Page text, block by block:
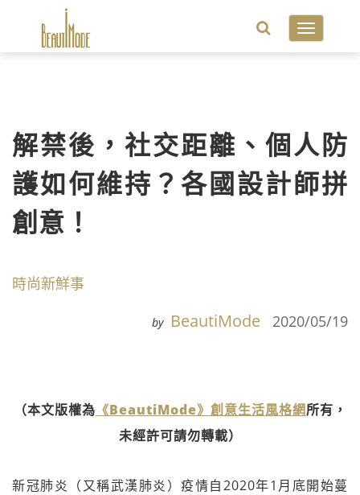
Toggle
解禁後，社交距離、個人防
護如何維持？各國設計師拼
創意！
時尚新鮮事
by BeautiMode 2020/05/19
（本文版權為 《BeautiMode》創意生活風格網所有，
未經許可請勿轉載）
新冠肺炎（又稱武漢肺炎）疫情自2020年1月底開始蔓